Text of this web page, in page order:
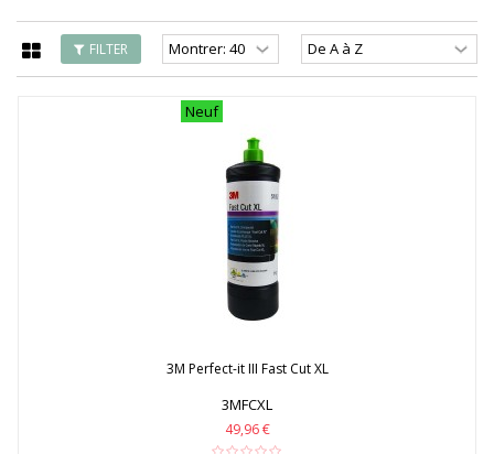
1988
1989
1990
FILTER
Neuf
3M Perfect-it III Fast Cut XL
3MFCXL
49,96 €